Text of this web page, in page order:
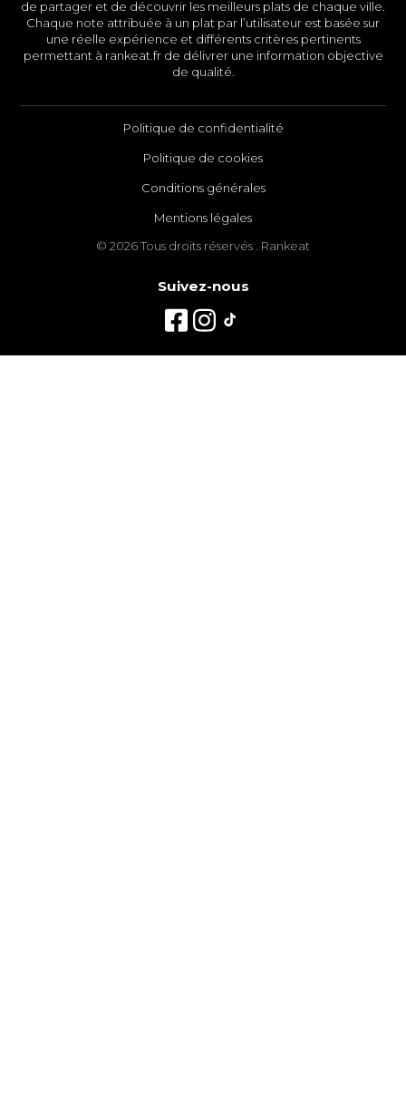
de partager et de découvrir les meilleurs plats de chaque ville.
Chaque note attribuée à un plat par l’utilisateur est basée sur
une réelle expérience et différents critères pertinents
permettant à rankeat.fr de délivrer une information objective
de qualité.
Politique de confidentialité
Politique de cookies
Conditions générales
Mentions légales
© 2026 Tous droits réservés . Rankeat
Suivez-nous